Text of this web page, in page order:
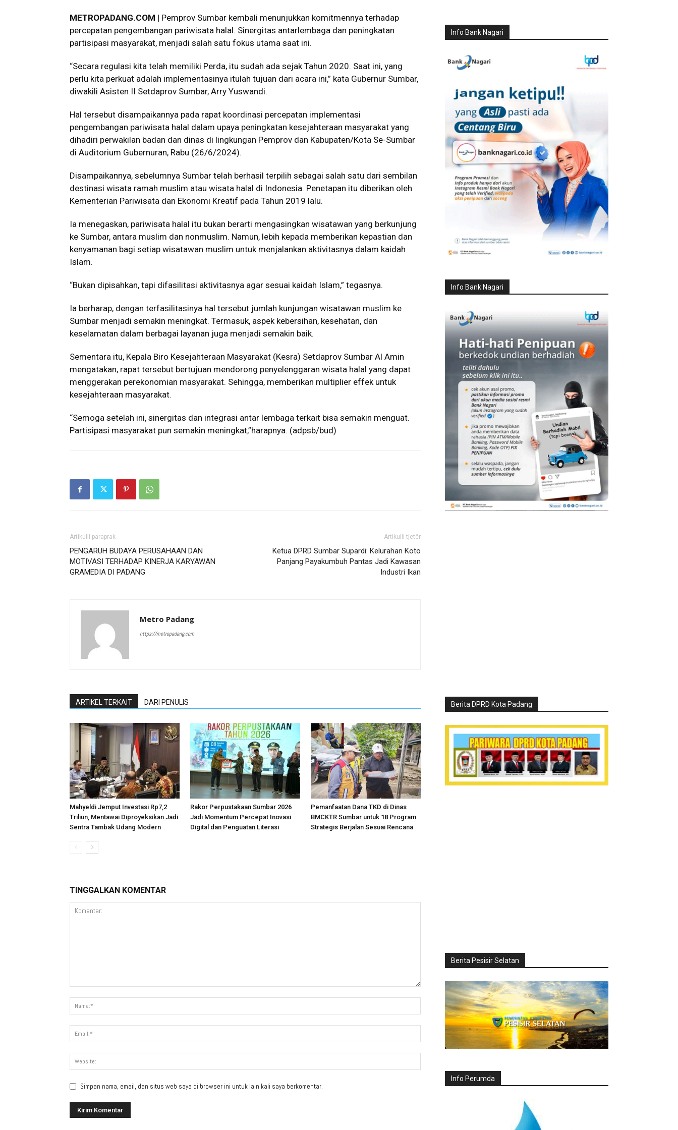
METROPADANG.COM | Pemprov Sumbar kembali menunjukkan komitmennya terhadap
percepatan pengembangan pariwisata halal. Sinergitas antarlembaga dan peningkatan
partisipasi masyarakat, menjadi salah satu fokus utama saat ini.
“Secara regulasi kita telah memiliki Perda, itu sudah ada sejak Tahun 2020. Saat ini, yang
perlu kita perkuat adalah implementasinya itulah tujuan dari acara ini,” kata Gubernur Sumbar,
diwakili Asisten II Setdaprov Sumbar, Arry Yuswandi.
Hal tersebut disampaikannya pada rapat koordinasi percepatan implementasi
pengembangan pariwisata halal dalam upaya peningkatan kesejahteraan masyarakat yang
dihadiri perwakilan badan dan dinas di lingkungan Pemprov dan Kabupaten/Kota Se-Sumbar
di Auditorium Gubernuran, Rabu (26/6/2024).
Disampaikannya, sebelumnya Sumbar telah berhasil terpilih sebagai salah satu dari sembilan
destinasi wisata ramah muslim atau wisata halal di Indonesia. Penetapan itu diberikan oleh
Kementerian Pariwisata dan Ekonomi Kreatif pada Tahun 2019 lalu.
Ia menegaskan, pariwisata halal itu bukan berarti mengasingkan wisatawan yang berkunjung
ke Sumbar, antara muslim dan nonmuslim. Namun, lebih kepada memberikan kepastian dan
kenyamanan bagi setiap wisatawan muslim untuk menjalankan aktivitasnya dalam kaidah
Islam.
“Bukan dipisahkan, tapi difasilitasi aktivitasnya agar sesuai kaidah Islam,” tegasnya.
Ia berharap, dengan terfasilitasinya hal tersebut jumlah kunjungan wisatawan muslim ke
Sumbar menjadi semakin meningkat. Termasuk, aspek kebersihan, kesehatan, dan
keselamatan dalam berbagai layanan juga menjadi semakin baik.
Sementara itu, Kepala Biro Kesejahteraan Masyarakat (Kesra) Setdaprov Sumbar Al Amin
mengatakan, rapat tersebut bertujuan mendorong penyelenggaran wisata halal yang dapat
menggerakan perekonomian masyarakat. Sehingga, memberikan multiplier effek untuk
kesejahteraan masyarakat.
“Semoga setelah ini, sinergitas dan integrasi antar lembaga terkait bisa semakin menguat.
Partisipasi masyarakat pun semakin meningkat,”harapnya. (adpsb/bud)
Artikulli paraprak
PENGARUH BUDAYA PERUSAHAAN DAN
MOTIVASI TERHADAP KINERJA KARYAWAN
GRAMEDIA DI PADANG
Artikulli tjetër
Ketua DPRD Sumbar Supardi: Kelurahan Koto
Panjang Payakumbuh Pantas Jadi Kawasan
Industri Ikan
Metro Padang
https://metropadang.com
ARTIKEL TERKAIT DARI PENULIS
Mahyeldi Jemput Investasi Rp7,2
Triliun, Mentawai Diproyeksikan Jadi
Sentra Tambak Udang Modern
Rakor Perpustakaan Sumbar 2026
Jadi Momentum Percepat Inovasi
Digital dan Penguatan Literasi
Pemanfaatan Dana TKD di Dinas
BMCKTR Sumbar untuk 18 Program
Strategis Berjalan Sesuai Rencana
TINGGALKAN KOMENTAR
Simpan nama, email, dan situs web saya di browser ini untuk lain kali saya berkomentar.
Info Bank Nagari
Info Bank Nagari
Berita DPRD Kota Padang
Berita Pesisir Selatan
Info Perumda